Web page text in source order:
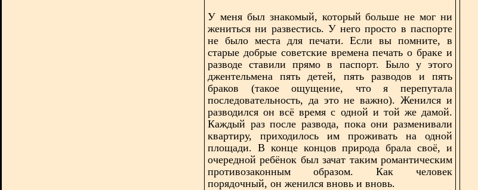
У меня был знакомый, который больше не мог ни
жениться ни развестись. У него просто в паспорте
не было места для печати. Если вы помните, в
старые добрые советские времена печать о браке и
разводе ставили прямо в паспорт. Было у этого
джентельмена пять детей, пять разводов и пять
браков (такое ощущение, что я перепутала
последовательность, да это не важно). Женился и
разводился он всё время с одной и той же дамой.
Каждый раз после развода, пока они разменивали
квартиру, приходилось им проживать на одной
площади. В конце концов природа брала своё, и
очередной ребёнок был зачат таким романтическим
противозаконным образом. Как человек
порядочный, он женился вновь и вновь.